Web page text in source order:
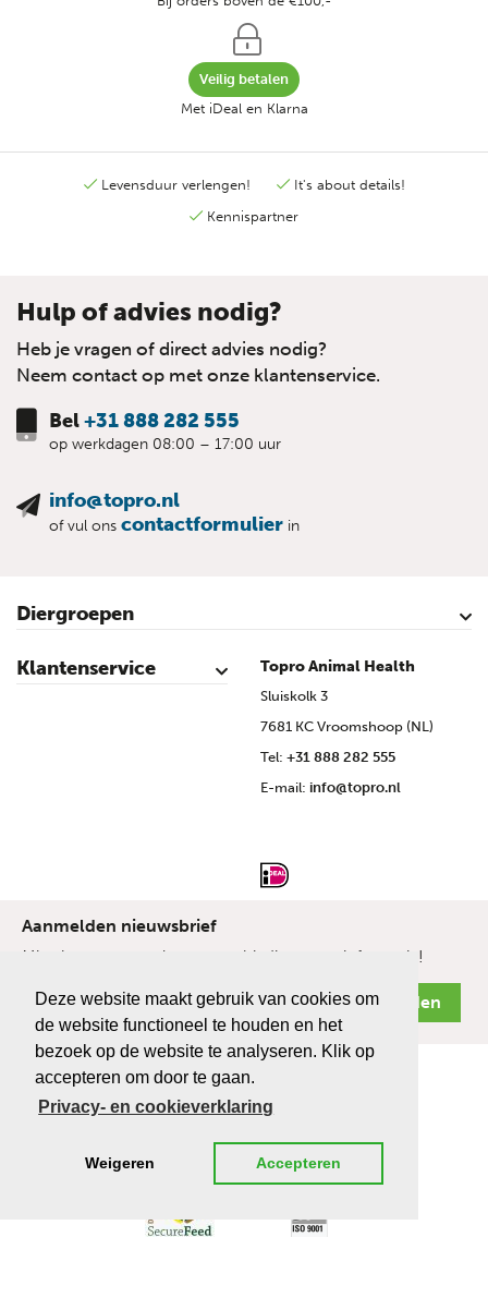
Deze website maakt gebruik van cookies om
de website functioneel te houden en het
bezoek op de website te analyseren. Klik op
accepteren om door te gaan.
Privacy- en cookieverklaring
Weigeren Accepteren
Veilig betalen
Met iDeal en Klarna
Levensduur verlengen!
It's about details!
Kennispartner
Hulp of advies nodig?
Heb je vragen of direct advies nodig?
Neem contact op met onze klantenservice.
Bel+31 888 282 555
op werkdagen 08:00 – 17:00 uur
info@topro.nl
of vul ons contactformulier in
Diergroepen
Rundvee
Kalveren
Schapen
Schaap lammeren
Geiten
Geit lammeren
Varkens
Biggen
Pluimvee
Klantenservice
Contact
Mijn account
Veilig winkelen
Algemene voorwaarden
Privacy- en cookieverklaring
Disclaimer
Bronvermelding
Sitemap
Topro Partners
Cow Programme krant archief
Topro Animal Health
Sluiskolk 3
7681 KC Vroomshoop (NL)
Tel: +31 888 282 555
E-mail: info@topro.nl
Aanmelden nieuwsbrief
Mis niets van onze laatste aanbiedingen en informatie!